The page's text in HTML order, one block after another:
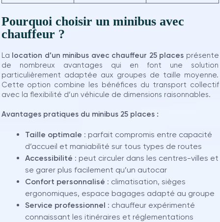
Pourquoi choisir un minibus avec
chauffeur ?
La location d’un minibus avec chauffeur 25 places présente
de nombreux avantages qui en font une solution
particulièrement adaptée aux groupes de taille moyenne.
Cette option combine les bénéfices du transport collectif
avec la flexibilité d’un véhicule de dimensions raisonnables.
Avantages pratiques du minibus 25 places :
Taille optimale : parfait compromis entre capacité
d’accueil et maniabilité sur tous types de routes
Accessibilité : peut circuler dans les centres-villes et
se garer plus facilement qu’un autocar
Confort personnalisé : climatisation, sièges
ergonomiques, espace bagages adapté au groupe
Service professionnel : chauffeur expérimenté
connaissant les itinéraires et réglementations